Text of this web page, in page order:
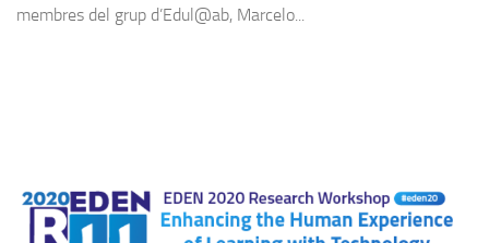
membres del grup d’Edul@ab, Marcelo...